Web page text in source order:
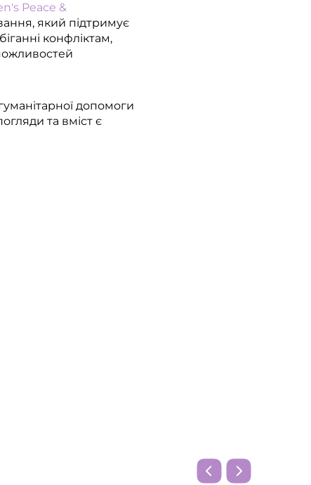
Peace &
який підтримує
конфліктам,
допомоги
та вміст є